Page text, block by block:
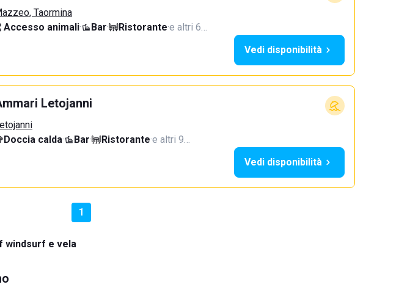
Taormina
Accesso animali· Bar· Ristorante·e altri 6…
Vedi disponibilità
Letojanni
Doccia calda· Bar· Ristorante·e altri 9…
Vedi disponibilità
1
windsurf e vela